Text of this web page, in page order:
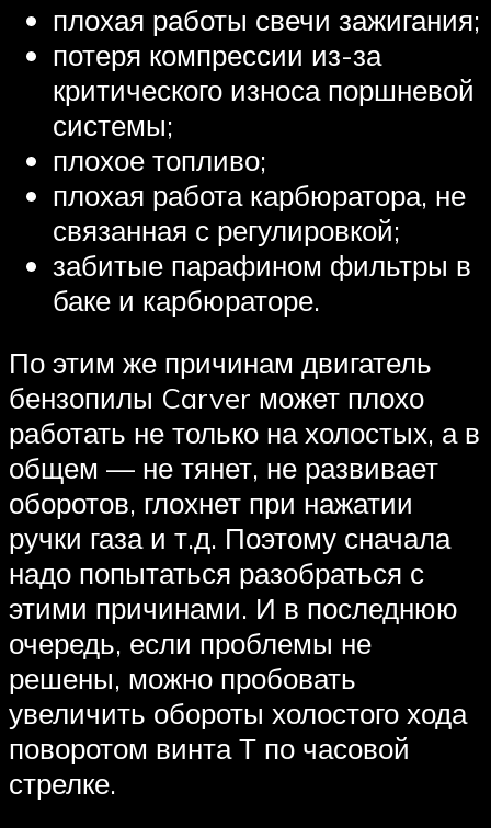
плохая работы свечи зажигания;
потеря компрессии из-за
критического износа поршневой
системы;
плохое топливо;
плохая работа карбюратора, не
связанная с регулировкой;
забитые парафином фильтры в
баке и карбюраторе.
По этим же причинам двигатель
бензопилы Carver может плохо
работать не только на холостых, а в
общем — не тянет, не развивает
оборотов, глохнет при нажатии
ручки газа и т.д. Поэтому сначала
надо попытаться разобраться с
этими причинами. И в последнюю
очередь, если проблемы не
решены, можно пробовать
увеличить обороты холостого хода
поворотом винта Т по часовой
стрелке.